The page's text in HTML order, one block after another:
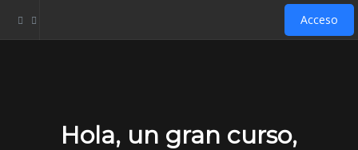
Acceso
Hola, un gran curso,